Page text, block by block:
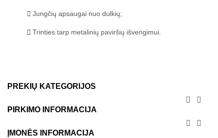
Jungčių apsaugai nuo dulkių;
Trinties tarp metalinių paviršių išvengimui.
PREKIŲ KATEGORIJOS


PIRKIMO INFORMACIJA


ĮMONĖS INFORMACIJA